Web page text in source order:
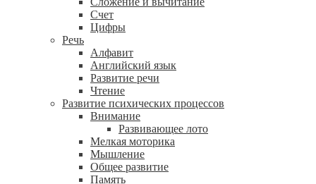
Счет
Цифры
Речь
Алфавит
Английский язык
Развитие речи
Чтение
Развитие психических процессов
Внимание
Развивающее лото
Мелкая моторика
Мышление
Общее развитие
Память